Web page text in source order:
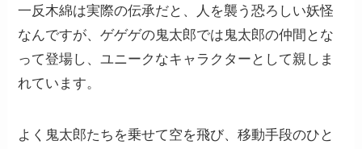
一反木綿は実際の伝承だと、人を襲う恐ろしい妖怪
なんですが、ゲゲゲの鬼太郎では鬼太郎の仲間とな
って登場し、ユニークなキャラクターとして親しま
れています。
よく鬼太郎たちを乗せて空を飛び、移動手段のひと